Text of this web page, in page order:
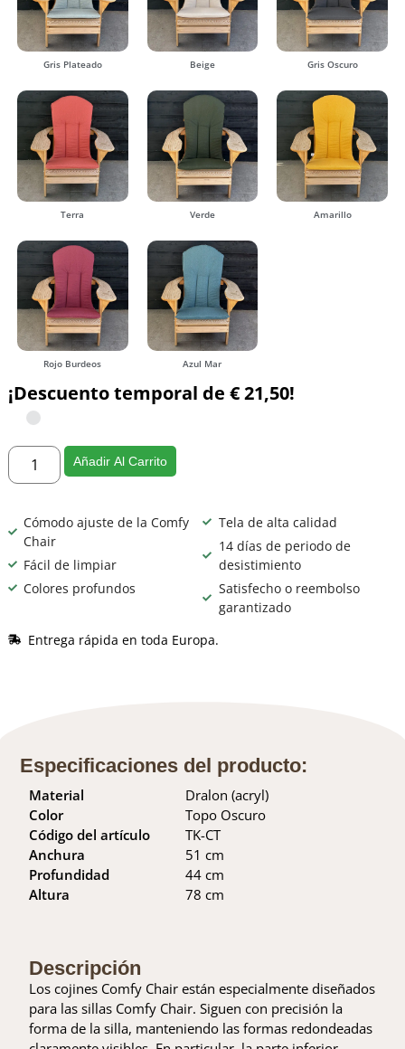
Gris Plateado Beige Gris Oscuro
Terra Verde Amarillo
Rojo Burdeos Azul Mar
¡Descuento temporal de € 21,50!
Añadir Al Carrito
Cómodo ajuste de la Comfy
Chair
Fácil de limpiar
Colores profundos
Tela de alta calidad
14 días de periodo de
desistimiento
Satisfecho o reembolso
garantizado
Entrega rápida en toda Europa.
Especificaciones del producto:
Material
Color
Código del artículo
Anchura
Profundidad
Altura
Dralon (acryl)
Topo Oscuro
TK-CT
51 cm
44 cm
78 cm
Descripción
Los cojines Comfy Chair están especialmente diseñados
para las sillas Comfy Chair. Siguen con precisión la
forma de la silla, manteniendo las formas redondeadas